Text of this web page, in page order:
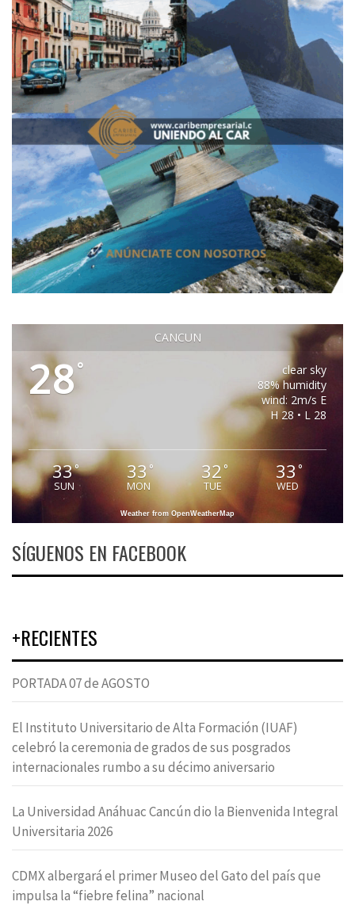
CANCUN
28°
clear sky
88% humidity
wind: 2m/s E
H 28 • L 28
33°
SUN
33°
MON
32°
TUE
33°
WED
Weather from OpenWeatherMap
SÍGUENOS EN FACEBOOK
+RECIENTES
PORTADA 07 de AGOSTO
El Instituto Universitario de Alta Formación (IUAF)
celebró la ceremonia de grados de sus posgrados
internacionales rumbo a su décimo aniversario
La Universidad Anáhuac Cancún dio la Bienvenida Integral
Universitaria 2026
CDMX albergará el primer Museo del Gato del país que
impulsa la “fiebre felina” nacional